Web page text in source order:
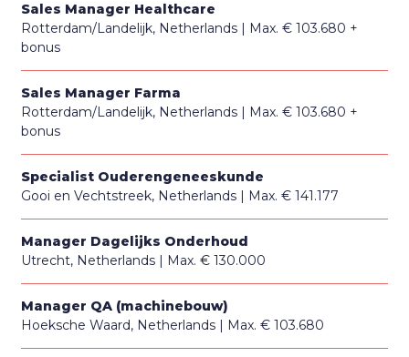
Sales Manager Healthcare
Rotterdam/Landelijk, Netherlands
Max. € 103.680 +
bonus
Sales Manager Farma
Rotterdam/Landelijk, Netherlands
Max. € 103.680 +
bonus
Specialist Ouderengeneeskunde
Gooi en Vechtstreek, Netherlands
Max. € 141.177
Manager Dagelijks Onderhoud
Utrecht, Netherlands
Max. € 130.000
Manager QA (machinebouw)
Hoeksche Waard, Netherlands
Max. € 103.680